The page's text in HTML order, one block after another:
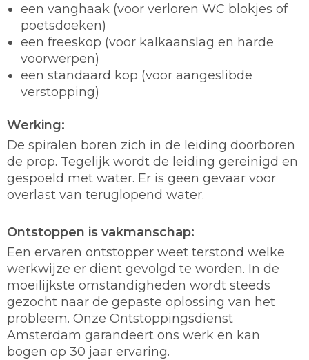
een vanghaak (voor verloren WC blokjes of
poetsdoeken)
een freeskop (voor kalkaanslag en harde
voorwerpen)
een standaard kop (voor aangeslibde
verstopping)
Werking:
De spiralen boren zich in de leiding doorboren
de prop. Tegelijk wordt de leiding gereinigd en
gespoeld met water. Er is geen gevaar voor
overlast van teruglopend water.
Ontstoppen is vakmanschap:
Een ervaren ontstopper weet terstond welke
werkwijze er dient gevolgd te worden. In de
moeilijkste omstandigheden wordt steeds
gezocht naar de gepaste oplossing van het
probleem. Onze Ontstoppingsdienst
Amsterdam garandeert ons werk en kan
bogen op 30 jaar ervaring.